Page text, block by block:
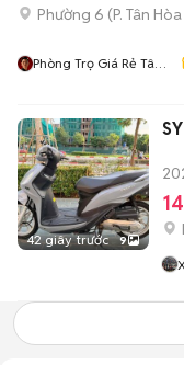
Phường 6 (P. Tân Hòa
Phòng Trọ Giá Rẻ Tân
42 giây trước 9